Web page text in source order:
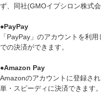
ず、同社(GMOイプシロン株式
●PayPay
「PayPay」のアカウントを利
での決済ができます。
●Amazon Pay
Amazonのアカウントに登録さ
単・スピーディに決済できます。